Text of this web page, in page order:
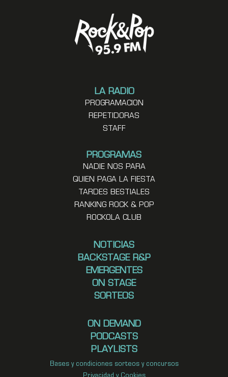
LA RADIO
PROGRAMACION
REPETIDORAS
STAFF
PROGRAMAS
NADIE NOS PARA
QUIEN PAGA LA FIESTA
TARDES BESTIALES
RANKING ROCK & POP
ROCKOLA CLUB
NOTICIAS
BACKSTAGE R&P
EMERGENTES
ON STAGE
SORTEOS
ON DEMAND
PODCASTS
PLAYLISTS
Bases y condiciones sorteos y concursos